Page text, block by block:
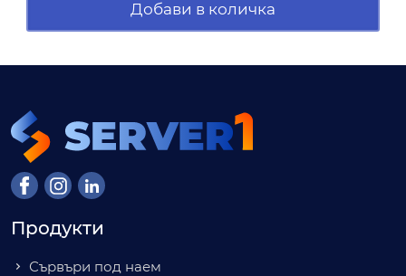
Добави в количка
Продукти
Сървъри под наем